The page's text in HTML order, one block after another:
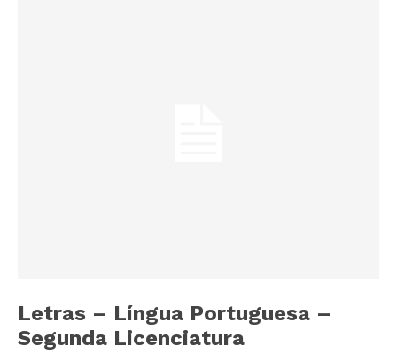
Letras – Língua Portuguesa –
Segunda Licenciatura